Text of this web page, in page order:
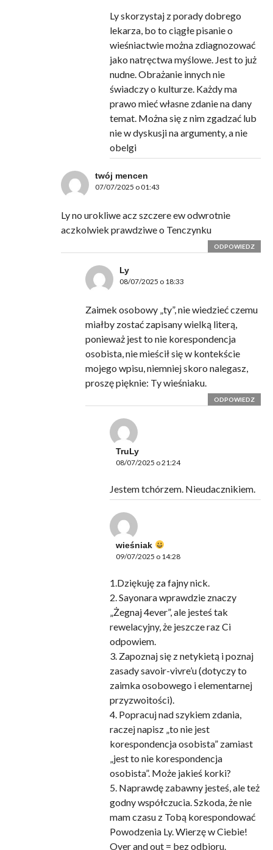
Ly skorzystaj z porady dobrego
lekarza, bo to ciągłe pisanie o
wieśniactwie można zdiagnozować
jako natręctwa myślowe. Jest to już
nudne. Obrażanie innych nie
świadczy o kulturze. Każdy ma
prawo mieć własne zdanie na dany
temat. Można się z nim zgadzać lub
nie w dyskusji na argumenty, a nie
obelgi
twój mencen
07/07/2025 o 01:43
Ly no urokliwe acz szczere ew odwrotnie
aczkolwiek prawdziwe o Tenczynku
ODPOWIEDZ
Ly
08/07/2025 o 18:33
Zaimek osobowy „ty”, nie wiedzieć czemu
miałby zostać zapisany wielką literą,
ponieważ jest to nie korespondencja
osobista, nie mieścił się w kontekście
mojego wpisu, niemniej skoro nalegasz,
proszę pięknie: Ty wieśniaku.
ODPOWIEDZ
TruLy
08/07/2025 o 21:24
Jestem tchórzem. Nieudacznikiem.
wieśniak
09/07/2025 o 14:28
1.Dziękuję za fajny nick.
2. Sayonara wprawdzie znaczy
„Żegnaj 4ever”, ale jesteś tak
rewelacyjny, że jeszcze raz Ci
odpowiem.
3. Zapoznaj się z netykietą i poznaj
zasady savoir-vivre’u (dotyczy to
zaimka osobowego i elementarnej
przyzwoitości).
4. Popracuj nad szykiem zdania,
raczej napisz „to nie jest
korespondencja osobista” zamiast
„jest to nie korespondencja
osobista”. Może jakieś korki?
5. Naprawdę zabawny jesteś, ale też
godny współczucia. Szkoda, że nie
mam czasu z Tobą korespondować
Powodzenia Ly. Wierzę w Ciebie!
Over and out = bez odbioru.